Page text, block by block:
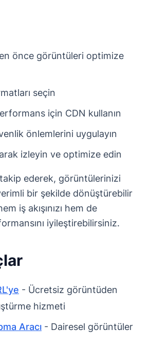
önce görüntüleri optimize
seçin
için CDN kullanın
önlemlerini uygulayın
izleyin ve optimize edin
ederek, görüntülerinizi
bir şekilde dönüştürebilir
iş akışınızı hem de
iyileştirebilirsiniz.
- Ücretsiz görüntüden
hizmeti
Aracı - Dairesel görüntüler